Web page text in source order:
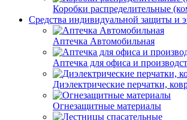
Коробки распределительные
Средства индивидуальной защиты и
Аптечка Автомобильная
Аптечка для офиса и
Диэлектрические перчатки,
Огнезащитные материалы